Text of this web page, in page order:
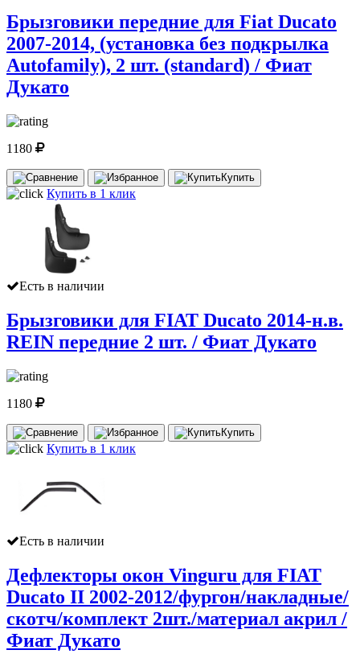
Брызговики передние для Fiat Ducato
2007-2014, (установка без подкрылка
Autofamily), 2 шт. (standard) / Фиат
Дукато
1180
Купить
Купить в 1 клик
Есть в наличии
Брызговики для FIAT Ducato 2014-н.в.
REIN передние 2 шт. / Фиат Дукато
1180
Купить
Купить в 1 клик
Есть в наличии
Дефлекторы окон Vinguru для FIAT
Ducato II 2002-2012/фургон/накладные/
скотч/комплект 2шт./материал акрил /
Фиат Дукато